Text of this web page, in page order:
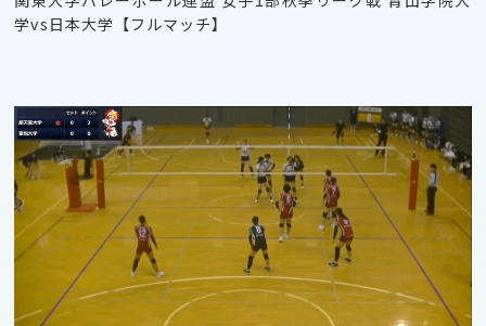
学vs日本大学【フルマッチ】